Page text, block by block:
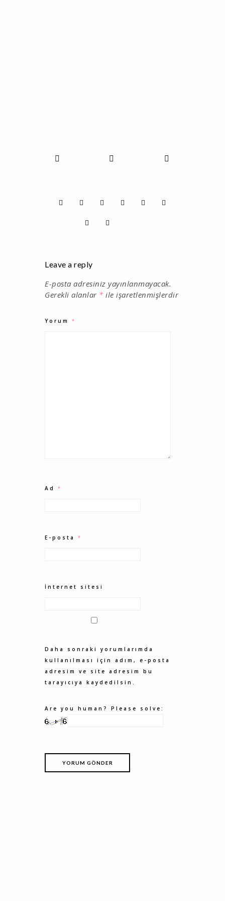
Leave a reply
E-posta adresiniz yayınlanmayacak.
Gerekli alanlar *ile işaretlenmişlerdir
Yorum *
Ad *
E-posta *
İnternet sitesi
Daha sonraki yorumlarımda
kullanılması için adım, e-posta
adresim ve site adresim bu
tarayıcıya kaydedilsin.
Are you human? Please solve: